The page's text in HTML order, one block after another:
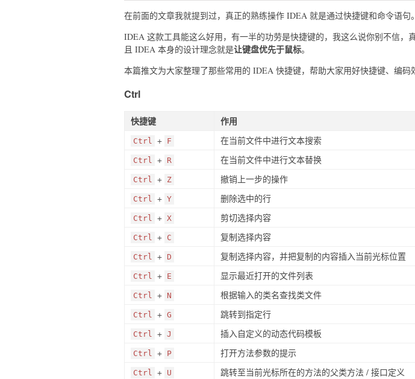
在前面的文章我就提到过，真正的熟练操作 IDEA 就是通过快捷键和命令语句。
IDEA 这款工具能这么好用，有一半的功劳是快捷键的，我这么说你别不信，
且 IDEA 本身的设计理念就是让键盘优先于鼠标。
本篇推文为大家整理了那些常用的 IDEA 快捷键，帮助大家用好快捷键、编码
Ctrl
快捷键 作用
Ctrl + F 在当前文件中进行文本搜索
Ctrl + R 在当前文件中进行文本替换
Ctrl + Z 撤销上一步的操作
Ctrl + Y 删除选中的行
Ctrl + X 剪切选择内容
Ctrl + C 复制选择内容
Ctrl + D 复制选择内容，并把复制的内容插入当前光标位置
Ctrl + E 显示最近打开的文件列表
Ctrl + N 根据输入的类名查找类文件
Ctrl + G 跳转到指定行
Ctrl + J 插入自定义的动态代码模板
Ctrl + P 打开方法参数的提示
Ctrl + U 跳转至当前光标所在的方法的父类方法 / 接口定义